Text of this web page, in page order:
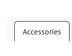
Accessories